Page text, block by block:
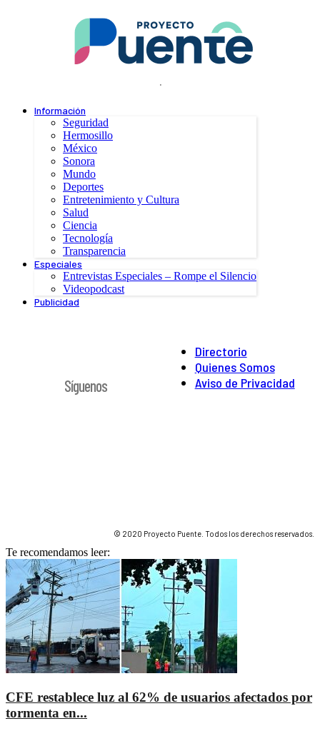
.
Información
Seguridad
Hermosillo
México
Sonora
Mundo
Deportes
Entretenimiento y Cultura
Salud
Ciencia
Tecnología
Transparencia
Especiales
Entrevistas Especiales – Rompe el Silencio
Videopodcast
Publicidad
Directorio
Quienes Somos
Aviso de Privacidad
Síguenos
© 2020 Proyecto Puente. Todos los derechos reservados.
Te recomendamos leer:
CFE restablece luz al 62% de usuarios afectados por
tormenta en...